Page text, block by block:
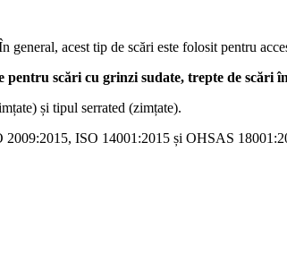
acest tip de scări este folosit pentru
scări cu grinzi sudate, trepte de scări
și tipul serrated (zimțate).
2009:2015, ISO 14001:2015 și OHSAS